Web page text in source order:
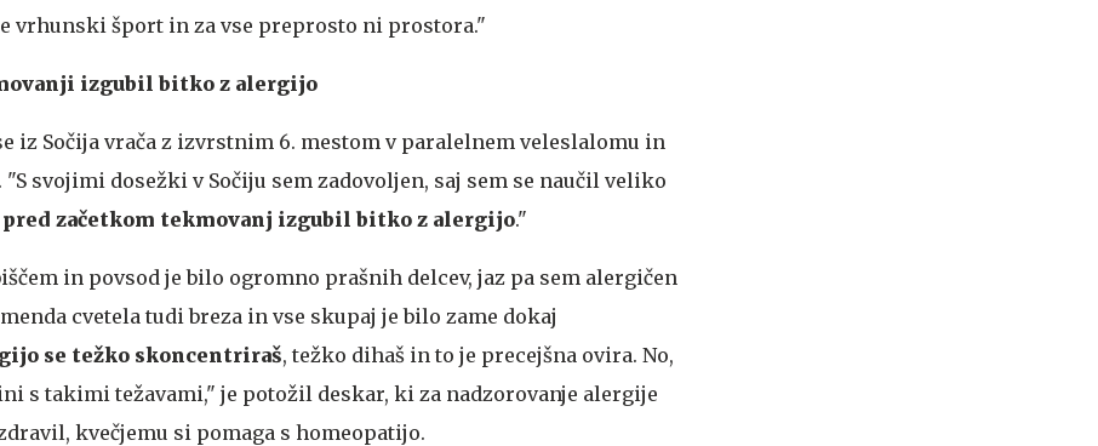
vrhunski šport in za vse preprosto ni prostora."
izgubil bitko z alergijo
iz Sočija vrača z izvrstnim 6. mestom v paralelnem veleslalomu in
"S svojimi dosežki v Sočiju sem zadovoljen, saj sem se naučil veliko
pred začetkom tekmovanj izgubil bitko z alergijo."
in povsod je bilo ogromno prašnih delcev, jaz pa sem alergičen
cvetela tudi breza in vse skupaj je bilo zame dokaj
se težko skoncentriraš, težko dihaš in to je precejšna ovira. No,
s takimi težavami," je potožil deskar, ki za nadzorovanje alergije
kvečjemu si pomaga s homeopatijo.